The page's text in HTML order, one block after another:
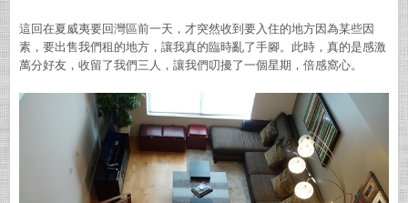
這回在夏威夷要回灣區前一天，才突然收到要入住的地方因為某些因
素，要出售我們租的地方，讓我真的臨時亂了手腳。此時，真的是感激
萬分好友，收留了我們三人，讓我們叨擾了一個星期，倍感窩心。